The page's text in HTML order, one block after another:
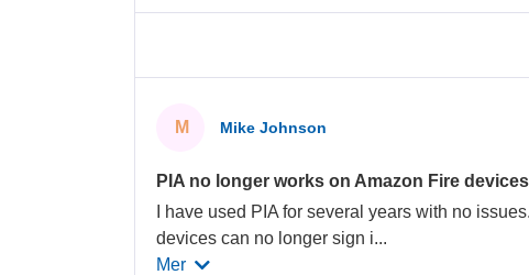
M Mike Johnson
PIA no longer works on Amazon Fire
I have used PIA for several years with no
devices can no longer sign i...
Mer